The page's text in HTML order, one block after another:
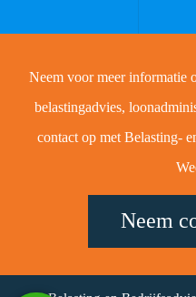
Neem voor meer informatie
belastingadvies,
contact op met Belasting-
Neem